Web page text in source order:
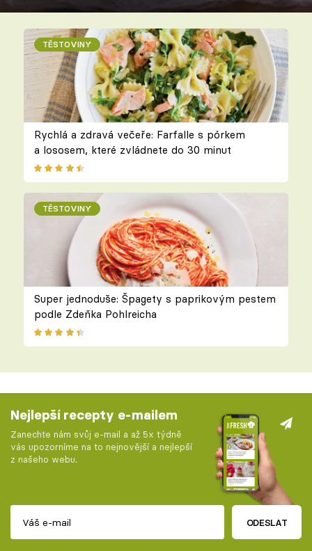
TĚSTOVINY
Rychlá a zdravá večeře: Farfalle s pórkem
a lososem, které zvládnete do 30 minut
TĚSTOVINY
Super jednoduše: Špagety s paprikovým pestem
podle Zdeňka Pohlreicha
Nejlepší recepty e-mailem
Zanechte nám svůj e-mail a až 5x týdně
vás upozorníme na to nejnovější a nejlepší
z našeho webu.
ODESLAT